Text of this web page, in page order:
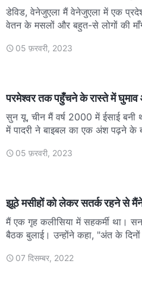
डेविड, वेनेजुएला मैं वेनेजुएला में एक
वेतन के मसलों और बहुत-से लोगों की
05 फ़रवरी, 2023
परमेश्वर तक पहुँचने के रास्ते में घुमाव
सुन यू, चीन मैं वर्ष 2000 में ईसाई बनी
में पादरी ने बाइबल का एक अंश पढ़ने के
05 फ़रवरी, 2023
झूठे मसीहों को लेकर सतर्क रहने से
मैं एक गृह कलीसिया में सहकर्मी था।
बैठक बुलाई। उन्होंने कहा, "अंत के
07 दिसम्बर, 2022